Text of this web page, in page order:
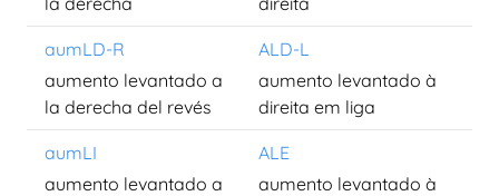
aumLD-R
ALD-L
aumento levantado a
la derecha del revés
aumento levantado à
direita em liga
aumLI
ALE
aumento levantado a
aumento levantado à